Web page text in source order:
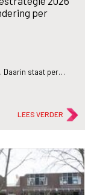
per
Daarin staat per…
LEES VERDER